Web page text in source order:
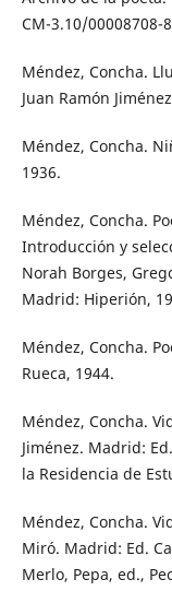
CM-3.10/00008708-
Méndez, Concha.
Juan Ramón
Méndez, Concha.
1936.
Méndez, Concha.
Introducción y
Norah Borges,
Madrid: Hiperión,
Méndez, Concha.
Rueca, 1944.
Méndez, Concha.
Jiménez. Madrid:
la Residencia de
Méndez, Concha.
Miró. Madrid: Ed.
Merlo, Pepa, ed.,